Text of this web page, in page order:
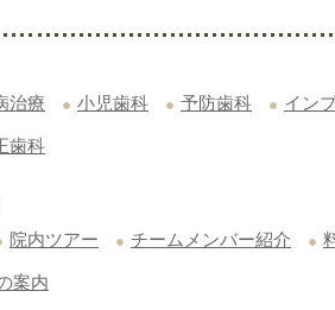
治療 小児歯科 予防歯科 イン
歯科
院内ツアー チームメンバー紹介
案内